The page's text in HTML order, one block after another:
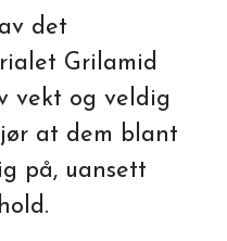
det
Grilamid
vekt og veldig
at dem blant
på, uansett